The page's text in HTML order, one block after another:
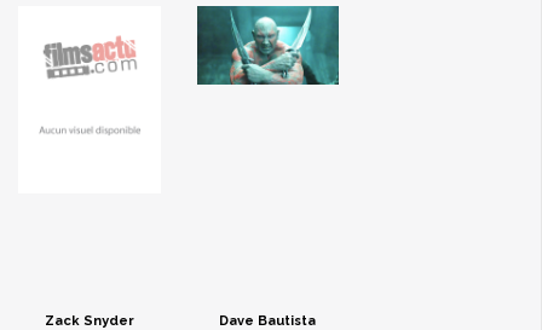
Zack Snyder Dave Bautista